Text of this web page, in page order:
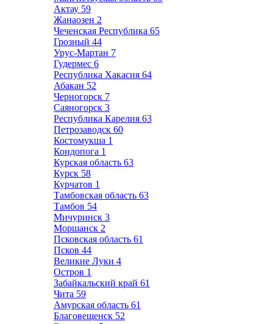
Актау 59
Жанаозен 2
Чеченская Республика 65
Грозный 44
Урус-Мартан 7
Гудермес 6
Республика Хакасия 64
Абакан 52
Черногорск 7
Саяногорск 3
Республика Карелия 63
Петрозаводск 60
Костомукша 1
Кондопога 1
Курская область 63
Курск 58
Курчатов 1
Тамбовская область 63
Тамбов 54
Мичуринск 3
Моршанск 2
Псковская область 61
Псков 44
Великие Луки 4
Остров 1
Забайкальский край 61
Чита 59
Амурская область 61
Благовещенск 52